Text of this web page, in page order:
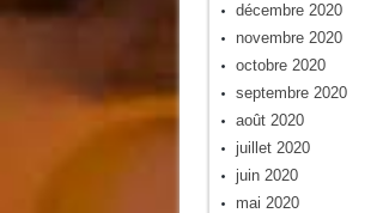
décembre 2020
novembre 2020
octobre 2020
septembre 2020
août 2020
juillet 2020
juin 2020
mai 2020